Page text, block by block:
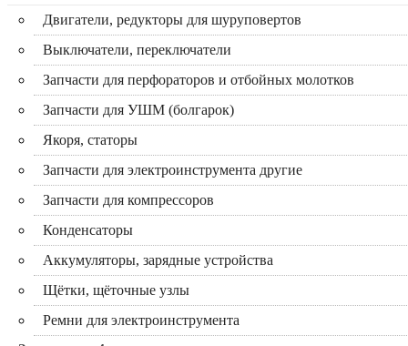
Двигатели, редукторы для шуруповертов
Выключатели, переключатели
Запчасти для перфораторов и отбойных молотков
Запчасти для УШМ (болгарок)
Якоря, статоры
Запчасти для электроинструмента другие
Запчасти для компрессоров
Конденсаторы
Аккумуляторы, зарядные устройства
Щётки, щёточные узлы
Ремни для электроинструмента